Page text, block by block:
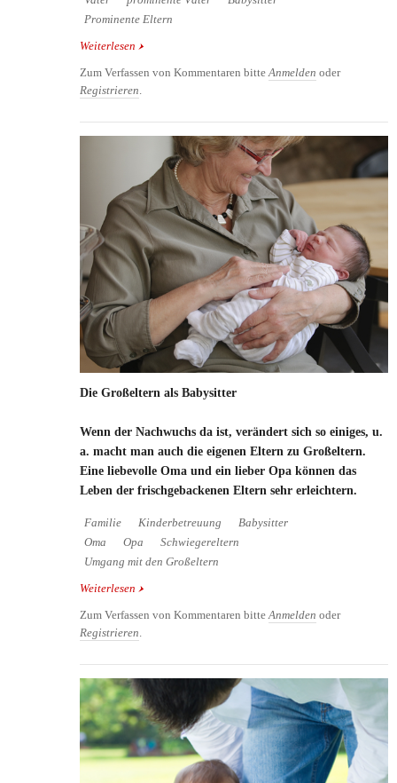
Prominente Eltern
Weiterlesen über Präsident Obama - Oh baby
Zum Verfassen von Kommentaren bitteAnmelden oder
Registrieren.
Die Großeltern als Babysitter
Wenn der Nachwuchs da ist, verändert sich so einiges, u.
a. macht man auch die eigenen Eltern zu Großeltern.
Eine liebevolle Oma und ein lieber Opa können das
Leben der frischgebackenen Eltern sehr erleichtern.
Familie Kinderbetreuung
Babysitter
Oma
Opa
Schwiegereltern
Umgang mit den Großeltern
Weiterlesen über Die Großeltern als Babysitter
Zum Verfassen von Kommentaren bitte Anmelden oder
Registrieren